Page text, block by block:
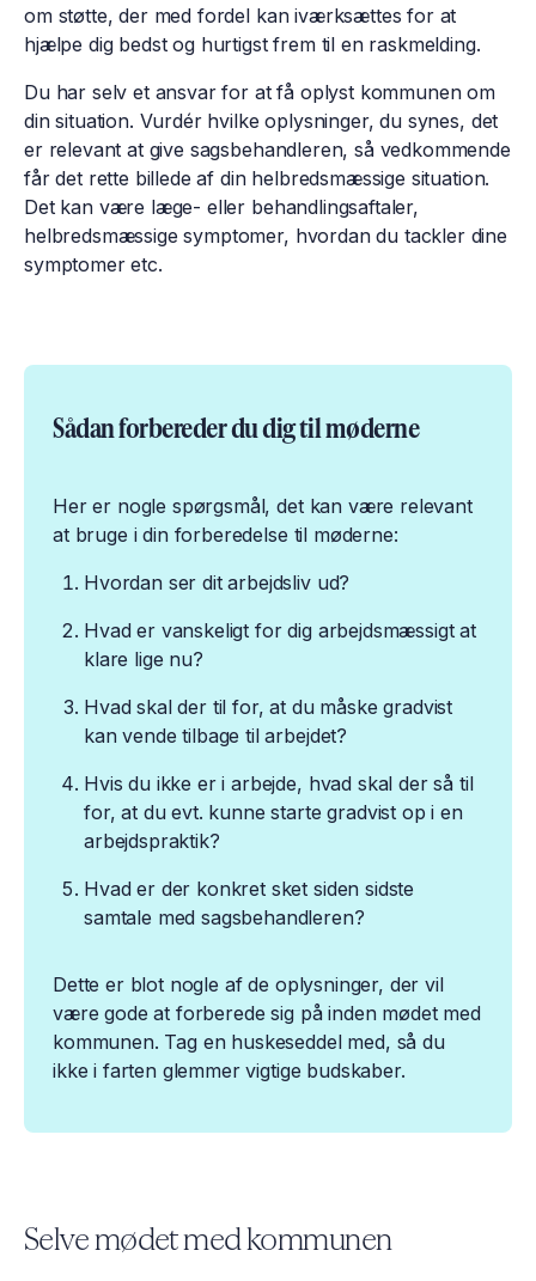
om støtte, der med fordel kan iværksættes for at
hjælpe dig bedst og hurtigst frem til en raskmelding.
Du har selv et ansvar for at få oplyst kommunen om
din situation. Vurdér hvilke oplysninger, du synes, det
er relevant at give sagsbehandleren, så vedkommende
får det rette billede af din helbredsmæssige situation.
Det kan være læge- eller behandlingsaftaler,
helbredsmæssige symptomer, hvordan du tackler dine
symptomer etc.
Sådan forbereder du dig til møderne
Her er nogle spørgsmål, det kan være relevant
at bruge i din forberedelse til møderne:
Hvordan ser dit arbejdsliv ud?
Hvad er vanskeligt for dig arbejdsmæssigt at
klare lige nu?
Hvad skal der til for, at du måske gradvist
kan vende tilbage til arbejdet?
Hvis du ikke er i arbejde, hvad skal der så til
for, at du evt. kunne starte gradvist op i en
arbejdspraktik?
Hvad er der konkret sket siden sidste
samtale med sagsbehandleren?
Dette er blot nogle af de oplysninger, der vil
være gode at forberede sig på inden mødet med
kommunen. Tag en huskeseddel med, så du
ikke i farten glemmer vigtige budskaber.
Selve mødet med kommunen